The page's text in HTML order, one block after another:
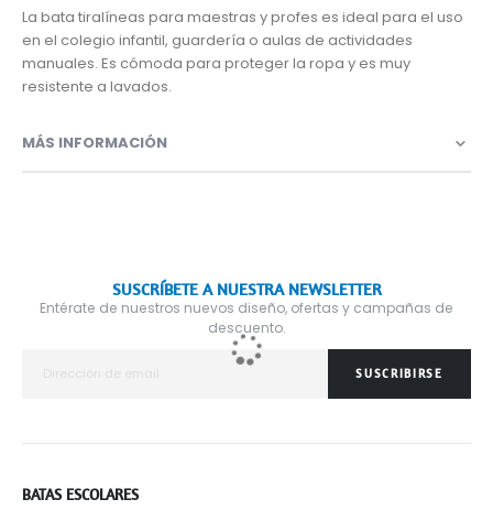
La bata tiralíneas para maestras y profes es ideal para el uso
en el colegio infantil, guardería o aulas de actividades
manuales. Es cómoda para proteger la ropa y es muy
resistente a lavados.
MÁS INFORMACIÓN
SUSCRÍBETE A NUESTRA NEWSLETTER
Entérate de nuestros nuevos diseño, ofertas y campañas de
descuento.
SUSCRIBIRSE
BATAS ESCOLARES